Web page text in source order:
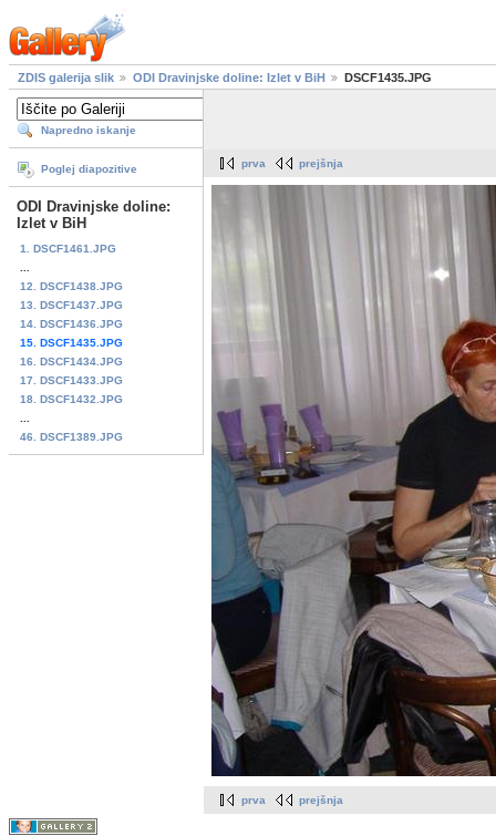
ZDIS galerija slik ODI Dravinjske doline: Izlet v BiH DSCF1435.JPG
Napredno iskanje
Poglej diapozitive
ODI Dravinjske doline:
Izlet v BiH
1. DSCF1461.JPG
12. DSCF1438.JPG
13. DSCF1437.JPG
14. DSCF1436.JPG
15. DSCF1435.JPG
16. DSCF1434.JPG
17. DSCF1433.JPG
18. DSCF1432.JPG
46. DSCF1389.JPG
prva prejšnja
prva prejšnja